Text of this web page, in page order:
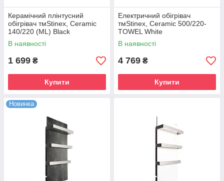
Керамічний плінтусний
обігрівач тмStinex, Ceramic
140/220 (ML) Black
В наявності
1 699 ₴
Купити
Електричний обігрівач
тмStinex, Ceramic 500/220-
TOWEL White
В наявності
4 769 ₴
Купити
Новинка